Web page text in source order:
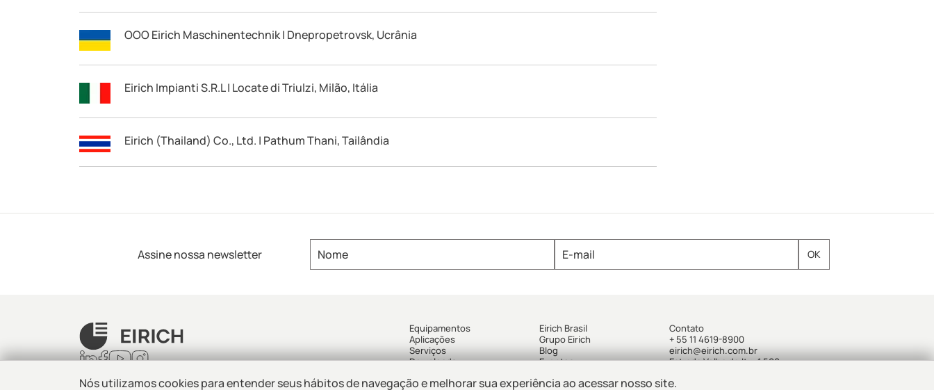
Nós utilizamos cookies para entender seus hábitos de navegação e melhorar sua experiência ao acessar nosso site.
OOO Eirich Maschinentechnik | Dnepropetrovsk, Ucrânia
Eirich Impianti S.R.L | Locate di Triulzi, Milão, Itália
Eirich (Thailand) Co., Ltd. | Pathum Thani, Tailândia
Assine nossa newsletter
Equipamentos
Aplicações
Serviços
Downloads
Eirich Brasil
Grupo Eirich
Blog
Eventos
Contato
+ 55 11 4619-8900
eirich@eirich.com.br
Estrada Velha de Itu, 1.500